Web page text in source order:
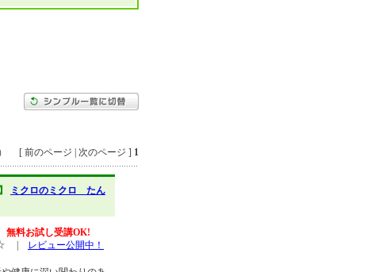
[ 前のページ | 次のページ ] 1
ミクロのミクロ たん
無料お試し受講OK!
レビュー公開中！